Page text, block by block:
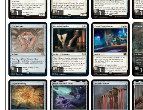
1 1 1 1
1 1 1 1